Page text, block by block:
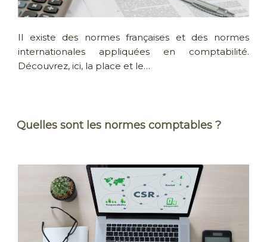
Il existe des normes françaises et des normes
internationales appliquées en comptabilité.
Découvrez, ici, la place et le…
Quelles sont les normes comptables ?